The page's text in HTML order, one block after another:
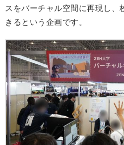
スをバーチャル空間に再現し、
きるという企画です。